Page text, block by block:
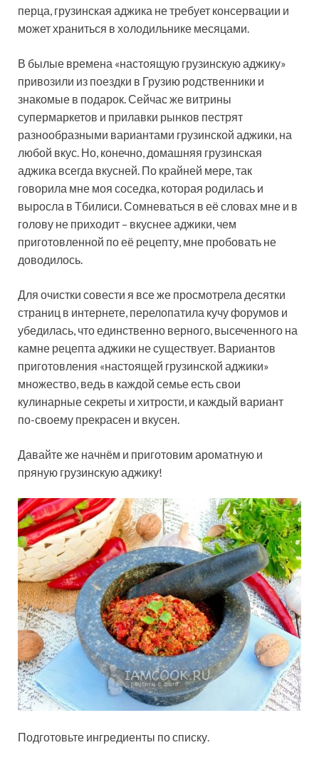
перца, грузинская аджика не требует консервации и
может храниться в холодильнике месяцами.
В былые времена «настоящую грузинскую аджику»
привозили из поездки в Грузию родственники и
знакомые в подарок. Сейчас же витрины
супермаркетов и прилавки рынков пестрят
разнообразными вариантами грузинской аджики, на
любой вкус. Но, конечно, домашняя грузинская
аджика всегда вкусней. По крайней мере, так
говорила мне моя соседка, которая родилась и
выросла в Тбилиси. Сомневаться в её словах мне и в
голову не приходит – вкуснее аджики, чем
приготовленной по её рецепту, мне пробовать не
доводилось.
Для очистки совести я все же просмотрела десятки
страниц в интернете, перелопатила кучу форумов и
убедилась, что единственно верного, высеченного на
камне рецепта аджики не существует. Вариантов
приготовления «настоящей грузинской аджики»
множество, ведь в каждой семье есть свои
кулинарные секреты и хитрости, и каждый вариант
по-своему прекрасен и вкусен.
Давайте же начнём и приготовим ароматную и
пряную грузинскую аджику!
Подготовьте ингредиенты по списку.